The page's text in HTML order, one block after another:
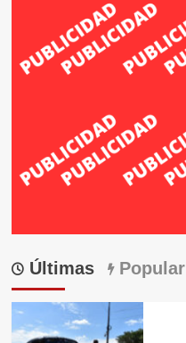
Últimas Popular